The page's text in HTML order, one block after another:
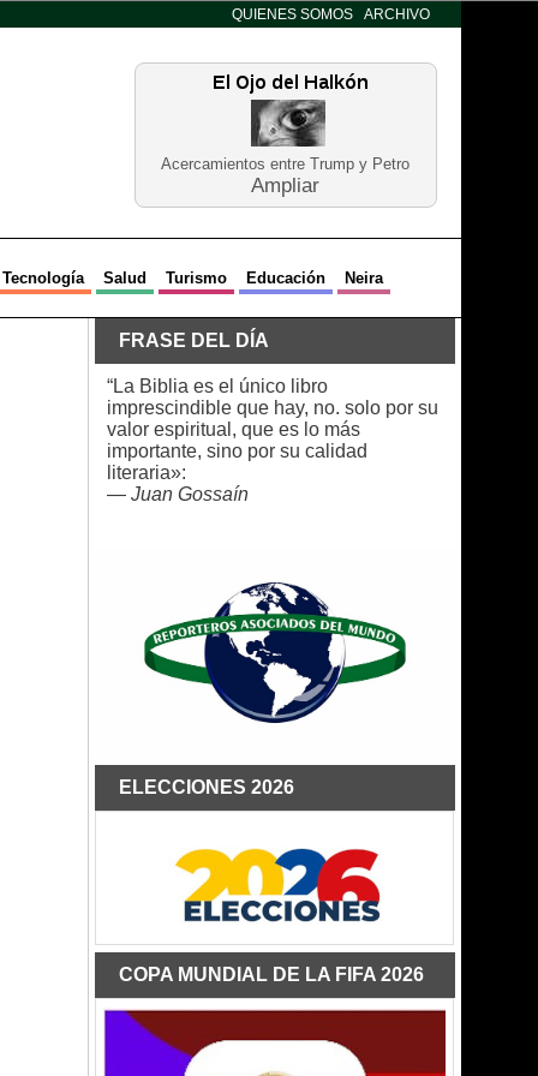
QUIENES SOMOS ARCHIVO
Acercamientos entre Trump y Petro
Ampliar
Tecnología Salud Turismo Educación Neira
FRASE DEL DÍA
“La Biblia es el único libro
imprescindible que hay, no. solo por su
valor espiritual, que es lo más
importante, sino por su calidad
literaria»:
— Juan Gossaín
ELECCIONES 2026
COPA MUNDIAL DE LA FIFA 2026